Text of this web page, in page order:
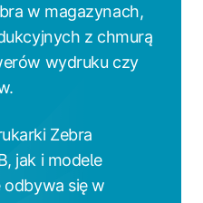
w magazynach,
z chmurą
wydruku czy
Zebra
jak i modele
odbywa się w